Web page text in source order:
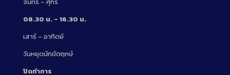
08.30 น. – 16.30 น.
เสาร์ – อาทิตย์
วันหยุดนักขัตฤกษ์
ปิดทำการ